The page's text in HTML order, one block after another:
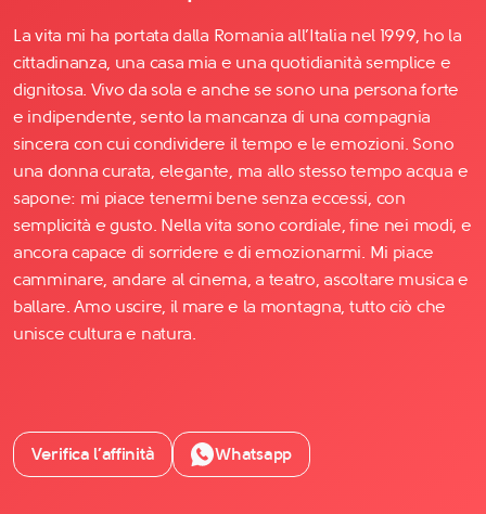
La vita mi ha portata dalla Romania all’Italia nel 1999, ho la
cittadinanza, una casa mia e una quotidianità semplice e
dignitosa. Vivo da sola e anche se sono una persona forte
e indipendente, sento la mancanza di una compagnia
sincera con cui condividere il tempo e le emozioni. Sono
una donna curata, elegante, ma allo stesso tempo acqua e
sapone: mi piace tenermi bene senza eccessi, con
semplicità e gusto. Nella vita sono cordiale, fine nei modi, e
ancora capace di sorridere e di emozionarmi. Mi piace
camminare, andare al cinema, a teatro, ascoltare musica e
ballare. Amo uscire, il mare e la montagna, tutto ciò che
unisce cultura e natura.
Verifica l’affinità Whatsapp